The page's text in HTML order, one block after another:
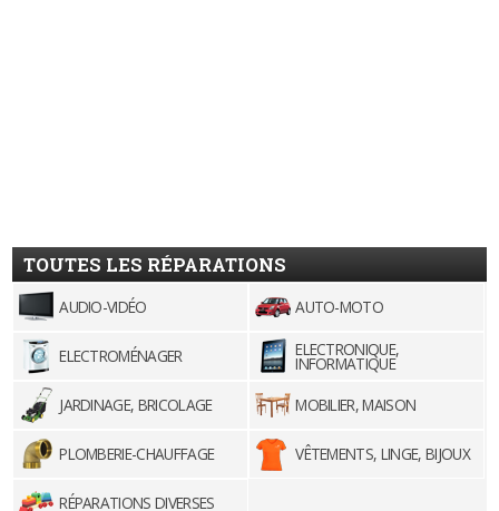
TOUTES LES RÉPARATIONS
AUDIO-VIDÉO AUTO-MOTO
ELECTROMÉNAGER ELECTRONIQUE,
INFORMATIQUE
JARDINAGE, BRICOLAGE
MOBILIER, MAISON
PLOMBERIE-CHAUFFAGE VÊTEMENTS, LINGE, BIJOUX
RÉPARATIONS DIVERSES